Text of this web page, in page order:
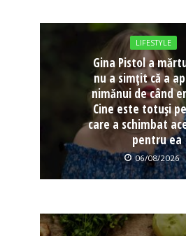
LIFESTYLE
Gina Pistol a
nu a simțit că a
nimănui de când
Cine este totuși
care a schimbat
pentru ea
06/08/2026